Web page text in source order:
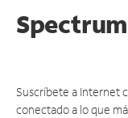
Spectrum
Suscríbete a Internet
conectado a lo que